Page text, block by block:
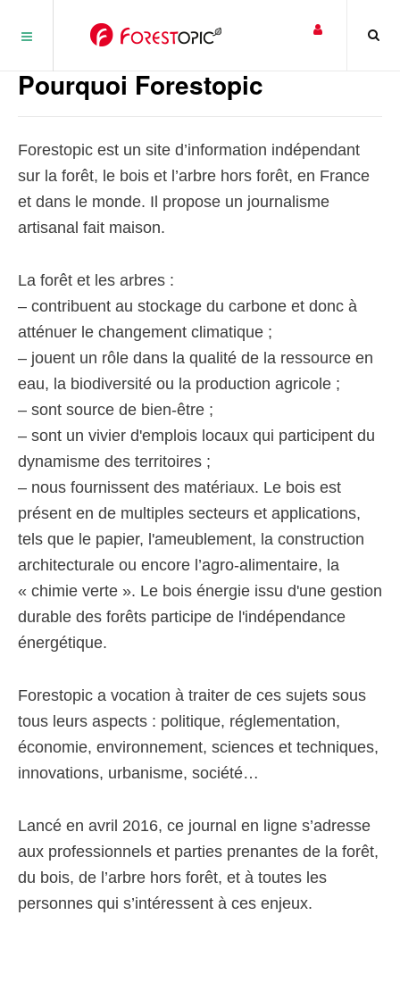
Pourquoi Forestopic
Forestopic est un site d’information indépendant
sur la forêt, le bois et l’arbre hors forêt, en France
et dans le monde. Il propose un journalisme
artisanal fait maison.
La forêt et les arbres :
– contribuent au stockage du carbone et donc à
atténuer le changement climatique ;
– jouent un rôle dans la qualité de la ressource en
eau, la biodiversité ou la production agricole ;
– sont source de bien-être ;
– sont un vivier d'emplois locaux qui participent du
dynamisme des territoires ;
– nous fournissent des matériaux. Le bois est
présent en de multiples secteurs et applications,
tels que le papier, l'ameublement, la construction
architecturale ou encore l’agro-alimentaire, la
« chimie verte ». Le bois énergie issu d'une gestion
durable des forêts participe de l'indépendance
énergétique.
Forestopic a vocation à traiter de ces sujets sous
tous leurs aspects : politique, réglementation,
économie, environnement, sciences et techniques,
innovations, urbanisme, société…
Lancé en avril 2016, ce journal en ligne s’adresse
aux professionnels et parties prenantes de la forêt,
du bois, de l’arbre hors forêt, et à toutes les
personnes qui s’intéressent à ces enjeux.